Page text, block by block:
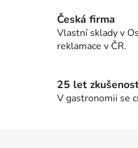
Česká firma
Vlastní sklady v
reklamace v ČR.
25 let
V gastronomii se